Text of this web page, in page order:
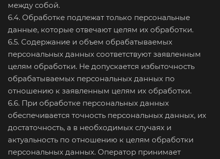
между собой.
6.4. Обработке подлежат только персональные
данные, которые отвечают целям их обработки.
6.5. Содержание и объем обрабатываемых
персональных данных соответствуют заявленным
целям обработки. Не допускается избыточность
обрабатываемых персональных данных по
отношению к заявленным целям их обработки.
6.6. При обработке персональных данных
обеспечивается точность персональных данных, их
достаточность, а в необходимых случаях и
актуальность по отношению к целям обработки
персональных данных. Оператор принимает